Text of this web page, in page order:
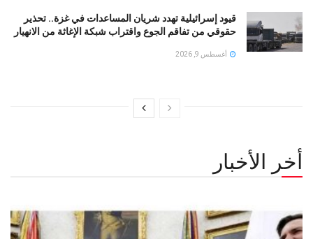
قيود إسرائيلية تهدد شريان المساعدات في غزة.. تحذير
حقوقي من تفاقم الجوع واقتراب شبكة الإغاثة من الانهيار
أغسطس 9, 2026
أخر الأخبار